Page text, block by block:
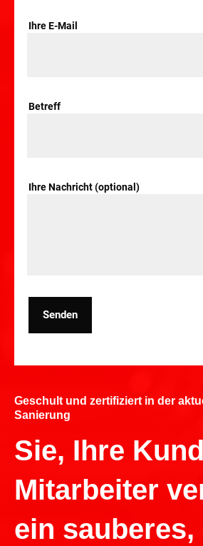
Ihre E-Mail
Betreff
Ihre Nachricht (optional)
Senden
Geschult und zertifiziert in der
Sanierung
Sie, Ihre
Mitarbeiter
ein sauberes,